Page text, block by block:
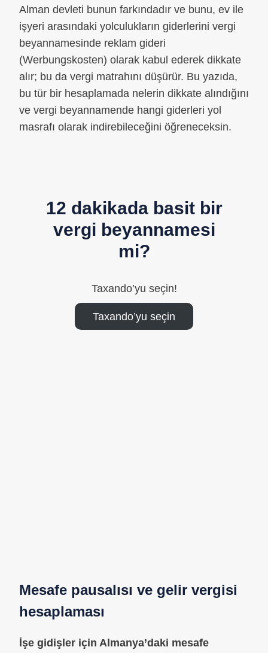
Alman devleti bunun farkındadır ve bunu, ev ile
işyeri arasındaki yolculukların giderlerini vergi
beyannamesinde reklam gideri
(Werbungskosten) olarak kabul ederek dikkate
alır; bu da vergi matrahını düşürür. Bu yazıda,
bu tür bir hesaplamada nelerin dikkate alındığını
ve vergi beyannamende hangi giderleri yol
masrafı olarak indirebileceğini öğreneceksin.
12 dakikada basit bir
vergi beyannamesi
mi?
Taxando’yu seçin!
Taxando’yu seçin
Mesafe pausalısı ve gelir vergisi
hesaplaması
İşe gidişler için Almanya’daki mesafe